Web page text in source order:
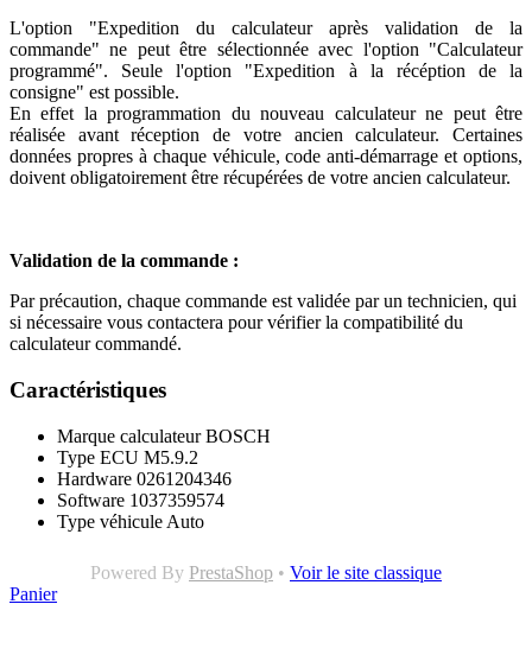
L'option "Expedition du calculateur après validation de la
commande" ne peut être sélectionnée avec l'option "Calculateur
programmé". Seule l'option "Expedition à la récéption de la
consigne" est possible.
En effet la programmation du nouveau calculateur ne peut être
réalisée avant réception de votre ancien calculateur. Certaines
données propres à chaque véhicule, code anti-démarrage et options,
doivent obligatoirement être récupérées de votre ancien calculateur.
Validation de la commande :
Par précaution, chaque commande est validée par un technicien, qui
si nécessaire vous contactera pour vérifier la compatibilité du
calculateur commandé.
Caractéristiques
Marque calculateur BOSCH
Type ECU M5.9.2
Hardware 0261204346
Software 1037359574
Type véhicule Auto
Powered By PrestaShop • Voir le site classique
Panier